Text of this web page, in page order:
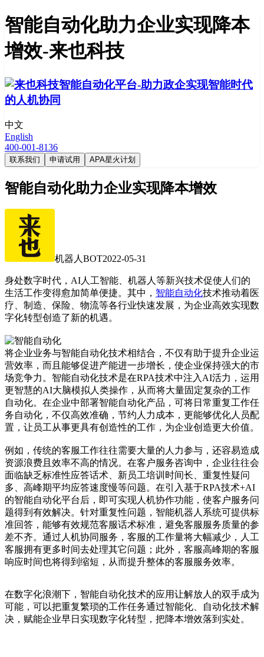
智能自动化助力企业实现降本
增效-来也科技
中文
English
400-001-8136
联系我们 申请试用 APA星火计划
智能自动化助力企业实现降本增效
机器人BOT2022-05-31
身处数字时代，AI人工智能、机器人等新兴技术促使人们的
生活工作变得愈加简单便捷。其中， 智能自动化技术推动着医
疗、制造、保险、物流等各行业快速发展，为企业高效实现数
字化转型创造了新的机遇。
将企业业务与智能自动化技术相结合，不仅有助于提升企业运
营效率，而且能够促进产能进一步增长，使企业保持强大的市
场竞争力。智能自动化技术是在RPA技术中注入AI活力，运用
更智慧的AI大脑模拟人类操作，从而将大量固定复杂的工作
自动化。在企业中部署智能自动化产品，可将日常重复工作任
务自动化，不仅高效准确，节约人力成本，更能够优化人员配
置，让员工从事更具有创造性的工作，为企业创造更大价值。
例如，传统的客服工作往往需要大量的人力参与，还容易造成
资源浪费且效率不高的情况。在客户服务咨询中，企业往往会
面临缺乏标准性应答话术、新员工培训时间长、重复性疑问
多、高峰期平均应答速度慢等问题。在引入基于RPA技术+AI
的智能自动化平台后，即可实现人机协作功能，使客户服务问
题得到有效解决。针对重复性问题，智能机器人系统可提供标
准回答，能够有效规范客服话术标准，避免客服服务质量的参
差不齐。通过人机协同服务，客服的工作量将大幅减少，人工
客服拥有更多时间去处理其它问题；此外，客服高峰期的客服
响应时间也将得到缩短，从而提升整体的客服服务效率。
在数字化浪潮下，智能自动化技术的应用让解放人的双手成为
可能，可以把重复繁琐的工作任务通过智能化、自动化技术解
决，赋能企业早日实现数字化转型，把降本增效落到实处。